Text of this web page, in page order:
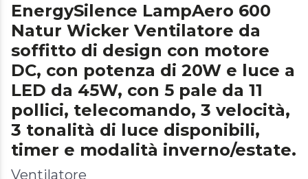
EnergySilence LampAero 600
Natur Wicker Ventilatore da
soffitto di design con motore
DC, con potenza di 20W e luce a
LED da 45W, con 5 pale da 11
pollici, telecomando, 3 velocità,
3 tonalità di luce disponibili,
timer e modalità inverno/estate.
Ventilatore